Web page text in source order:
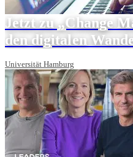
Jetzt zu „Change
den digitalen
Universität Hamburg